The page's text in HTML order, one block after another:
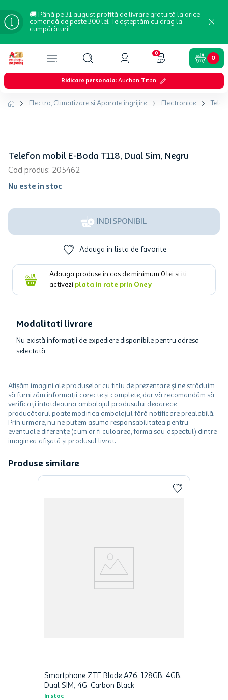
🚚 Până pe 31 august profită de livrare gratuită la orice
comandă de peste 300 lei. Te așteptăm cu drag la
cumpărături!
0
0
Ridicare personala: Auchan Titan
Electro, Climatizare si Aparate ingrijire Electronice
Telefon mobil E-Boda T118, Dual Sim, Negru
Cod produs: 205462
Nu este in stoc
INDISPONIBIL
Adauga in lista de favorite
Adauga produse in cos de minimum 0 lei si iti
activezi plata in rate prin Oney
Modalitati livrare
Nu există informații de expediere disponibile pentru adresa
selectată
Afișăm imagini ale produselor cu titlu de prezentare și ne străduim
să furnizăm informații corecte și complete, dar vă recomandăm să
verificați întotdeauna ambalajul produsului deoarece
producătorul poate modifica ambalajul fără notificare prealabilă.
Prin urmare, nu ne putem asuma responsabilitatea pentru
eventuale diferențe (cum ar fi culoarea, forma sau aspectul) dintre
imaginea afișată și produsul livrat.
Produse similare
Smartphone ZTE Blade A76, 128GB, 4GB,
Dual SIM, 4G, Carbon Black
In stoc